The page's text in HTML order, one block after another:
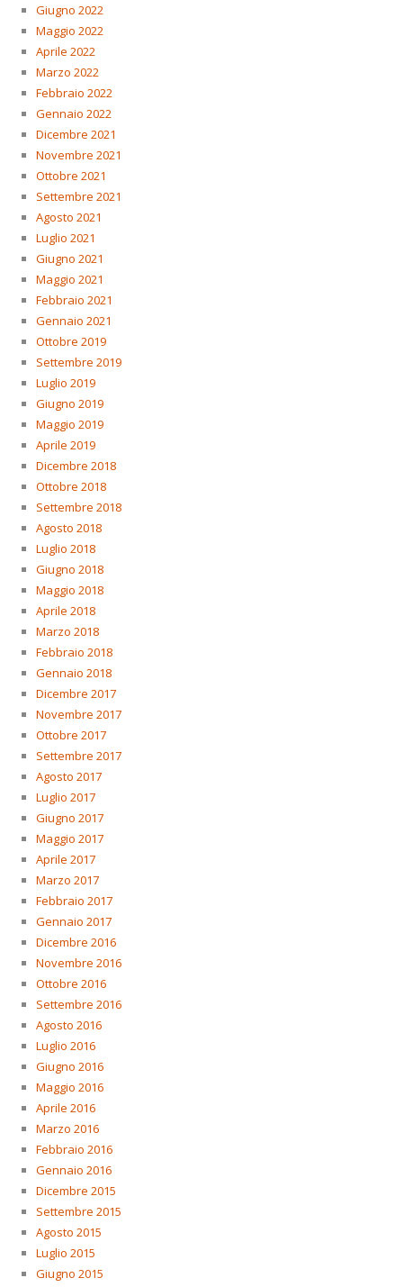
Giugno 2022
Maggio 2022
Aprile 2022
Marzo 2022
Febbraio 2022
Gennaio 2022
Dicembre 2021
Novembre 2021
Ottobre 2021
Settembre 2021
Agosto 2021
Luglio 2021
Giugno 2021
Maggio 2021
Febbraio 2021
Gennaio 2021
Ottobre 2019
Settembre 2019
Luglio 2019
Giugno 2019
Maggio 2019
Aprile 2019
Dicembre 2018
Ottobre 2018
Settembre 2018
Agosto 2018
Luglio 2018
Giugno 2018
Maggio 2018
Aprile 2018
Marzo 2018
Febbraio 2018
Gennaio 2018
Dicembre 2017
Novembre 2017
Ottobre 2017
Settembre 2017
Agosto 2017
Luglio 2017
Giugno 2017
Maggio 2017
Aprile 2017
Marzo 2017
Febbraio 2017
Gennaio 2017
Dicembre 2016
Novembre 2016
Ottobre 2016
Settembre 2016
Agosto 2016
Luglio 2016
Giugno 2016
Maggio 2016
Aprile 2016
Marzo 2016
Febbraio 2016
Gennaio 2016
Dicembre 2015
Settembre 2015
Agosto 2015
Luglio 2015
Giugno 2015